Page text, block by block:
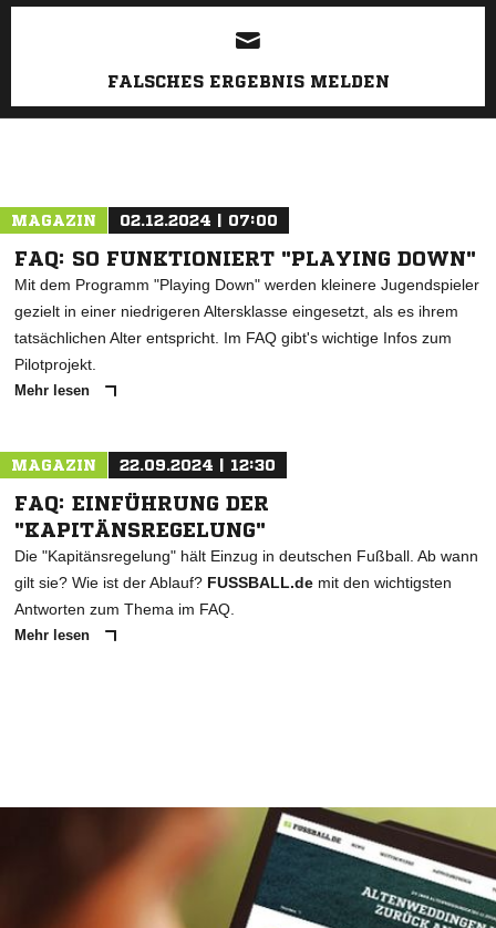
ANZEIGE
FALSCHES ERGEBNIS MELDEN
MAGAZIN 02.12.2024 | 07:00
FAQ: SO FUNKTIONIERT "PLAYING DOWN"
Mit dem Programm "Playing Down" werden kleinere Jugendspieler
gezielt in einer niedrigeren Altersklasse eingesetzt, als es ihrem
tatsächlichen Alter entspricht. Im FAQ gibt's wichtige Infos zum
Pilotprojekt.
Mehr lesen
MAGAZIN 22.09.2024 | 12:30
FAQ: EINFÜHRUNG DER
"KAPITÄNSREGELUNG"
Die "Kapitänsregelung" hält Einzug in deutschen Fußball. Ab wann
gilt sie? Wie ist der Ablauf? FUSSBALL.de mit den wichtigsten
Antworten zum Thema im FAQ.
Mehr lesen